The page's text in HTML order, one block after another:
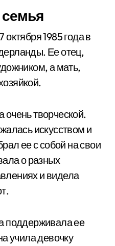
1985 года в
Ее отец,
а мать,
творческой.
искусством и
ее с собой на свои
о разных
и видела
поддерживала ее
учила девочку